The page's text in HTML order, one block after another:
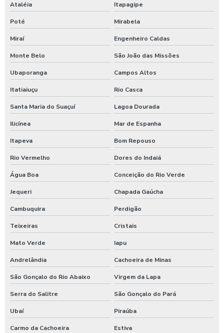
Ataléia Itapagipe
Poté Mirabela
Miraí Engenheiro Caldas
Monte Belo São João das Missões
Ubaporanga Campos Altos
Itatiaiuçu Rio Casca
Santa Maria do Suaçuí Lagoa Dourada
Ilicínea Mar de Espanha
Itapeva Bom Repouso
Rio Vermelho Dores do Indaiá
Água Boa Conceição do Rio Verde
Jequeri Chapada Gaúcha
Cambuquira Perdigão
Teixeiras Cristais
Mato Verde Iapu
Andrelândia Cachoeira de Minas
São Gonçalo do Rio Abaixo Virgem da Lapa
Serra do Salitre São Gonçalo do Pará
Ubaí Piraúba
Carmo da Cachoeira Estiva